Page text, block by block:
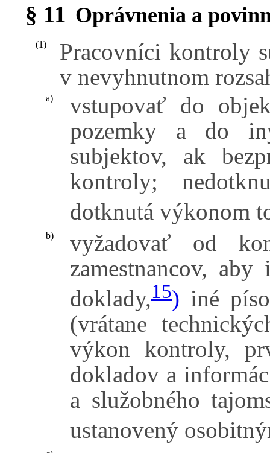
§ 11 Oprávnenia a
(1)
Pracovníci kontroly
v nevyhnutnom
a)
vstupovať do
pozemky a do
subjektov, ak
kontroly;
dotknutá výkonom
b)
vyžadovať od
zamestnancov,
doklady,15) iné
(vrátane
výkon kontroly,
dokladov a
a služobného
ustanovený